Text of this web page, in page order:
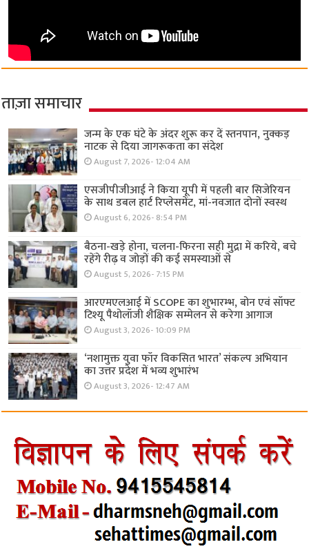
ताज़ा समाचार
जन्म के एक घंटे के अंदर शुरू कर दें स्तनपान, नुक्कड़
नाटक से दिया जागरूकता का संदेश
August 7, 2026- 12:04 AM
एसजीपीजीआई ने किया यूपी में पहली बार सिजेरियन
के साथ डबल हार्ट रिप्लेसमेंट, मां-नवजात दोनों स्वस्थ
August 6, 2026- 8:54 PM
बैठना-खड़े होना, चलना-फिरना सही मुद्रा में करिये, बचे
रहेंगे रीढ़ व जोड़ों की कई समस्याओं से
August 5, 2026- 7:15 PM
आरएमएलआई में SCOPE का शुभारम्भ, बोन एवं सॉफ्ट
टिश्यू पैथोलॉजी शैक्षिक सम्मेलन से करेगा आगाज
August 3, 2026- 10:09 PM
‘नशामुक्त युवा फॉर विकसित भारत’ संकल्प अभियान
का उत्तर प्रदेश में भव्य शुभारंभ
August 3, 2026- 12:47 AM